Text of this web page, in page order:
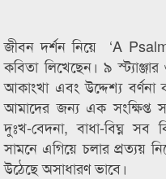
জীবন দর্শন নিয়ে ‘A
কবিতা লিখেছেন। ৯
আকাংখা এবং উদ্দেশ্য
আমাদের জন্য এক সংক্ষিপ্ত
দুঃখ-বেদনা, বাধা-বিঘ্ন
সামনে এগিয়ে চলার প্রত্যয়
উঠেছে অসাধারণ ভাবে।